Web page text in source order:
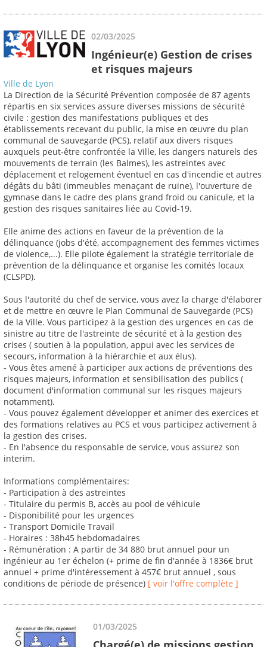
02/03/2025
Ingénieur(e) Gestion de crises
et risques majeurs
Ville de Lyon
La Direction de la Sécurité Prévention composée de 87 agents
répartis en six services assure diverses missions de sécurité
civile : gestion des manifestations publiques et des
établissements recevant du public, la mise en œuvre du plan
communal de sauvegarde (PCS), relatif aux divers risques
auxquels peut-être confrontée la Ville, les dangers naturels des
mouvements de terrain (les Balmes), les astreintes avec
déplacement et relogement éventuel en cas d'incendie et autres
dégâts du bâti (immeubles menaçant de ruine), l'ouverture de
gymnase dans le cadre des plans grand froid ou canicule, et la
gestion des risques sanitaires liée au Covid-19.
Elle anime des actions en faveur de la prévention de la
délinquance (jobs d'été, accompagnement des femmes victimes
de violence,...). Elle pilote également la stratégie territoriale de
prévention de la délinquance et organise les comités locaux
(CLSPD).
Sous l'autorité du chef de service, vous avez la charge d'élaborer
et de mettre en œuvre le Plan Communal de Sauvegarde (PCS)
de la Ville. Vous participez à la gestion des urgences en cas de
sinistre au titre de l'astreinte de sécurité et à la gestion des
crises ( soutien à la population, appui avec les services de
secours, information à la hiérarchie et aux élus).
- Vous êtes amené à participer aux actions de préventions des
risques majeurs, information et sensibilisation des publics (
document d'information communal sur les risques majeurs
notamment).
- Vous pouvez également développer et animer des exercices et
des formations relatives au PCS et vous participez activement à
la gestion des crises.
- En l'absence du responsable de service, vous assurez son
interim.
Informations complémentaires:
- Participation à des astreintes
- Titulaire du permis B, accès au pool de véhicule
- Disponibilité pour les urgences
- Transport Domicile Travail
- Horaires : 38h45 hebdomadaires
- Rémunération : A partir de 34 880 brut annuel pour un
ingénieur au 1er échelon (+ prime de fin d'année à 1836€ brut
annuel + prime d'intéressement à 457€ brut annuel , sous
conditions de période de présence) [ voir l'offre complète ]
01/03/2025